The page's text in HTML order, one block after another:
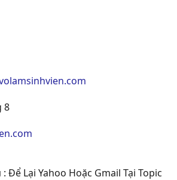
8
Để Lại Yahoo Hoặc Gmail Tại Topic